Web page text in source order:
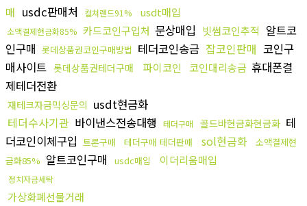
매 usdc판매처 컬쳐랜드91% usdt매입
소액결제현금화85% 카드코인구입처 문상매입 빗썸코인추적 알트코
인구매 롯데상품권코인구매방법 테더코인송금 잡코인판매 코인구
매사이트 롯데상품권테더구매 파이코인 코인대리송금 휴대폰결
제테더전환
재테크자금믹싱문의 usdt현금화
테더수사기관 바이낸스전송대행 테더구매 골드바현금화현금화 테
더코인이체구입 트론구매 테더구매 테더판매 sol현금화
소액결제현
금화85% 알트코인구매 usdc매입 이더리움매입
정치자금세탁
가상화폐선물거래